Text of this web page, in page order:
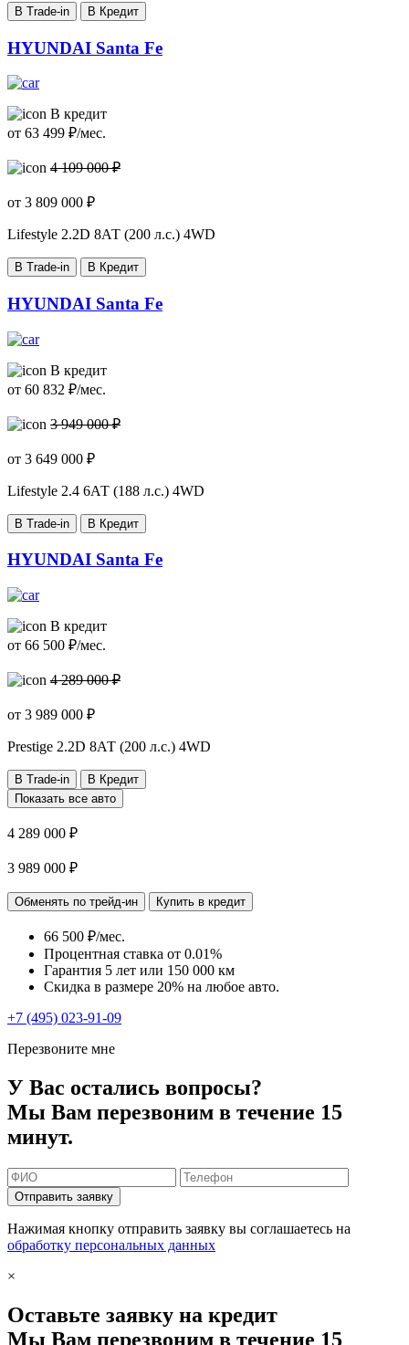
В Trade-in В Кредит
HYUNDAI Santa Fe
В кредит
от 63 499 ₽/мес.
4 109 000 ₽
от 3 809 000 ₽
Lifestyle 2.2D 8АТ (200 л.с.) 4WD
В Trade-in В Кредит
HYUNDAI Santa Fe
В кредит
от 60 832 ₽/мес.
3 949 000 ₽
от 3 649 000 ₽
Lifestyle 2.4 6АТ (188 л.с.) 4WD
В Trade-in В Кредит
HYUNDAI Santa Fe
В кредит
от 66 500 ₽/мес.
4 289 000 ₽
от 3 989 000 ₽
Prestige 2.2D 8АТ (200 л.с.) 4WD
В Trade-in
В Кредит
Показать все авто
4 289 000 ₽
3 989 000 ₽
Обменять по трейд-ин Купить в кредит
66 500 ₽/мес.
Процентная ставка от 0.01%
Гарантия 5 лет или 150 000 км
Скидка в размере 20% на любое авто.
+7 (495) 023-91-09
Перезвоните мне
У Вас остались вопросы?
Мы Вам перезвоним в течение 15
минут.
Отправить заявку
Нажимая кнопку отправить заявку вы соглашаетесь на
обработку персональных данных
×
Оставьте заявку на кредит
Мы Вам перезвоним в течение 15